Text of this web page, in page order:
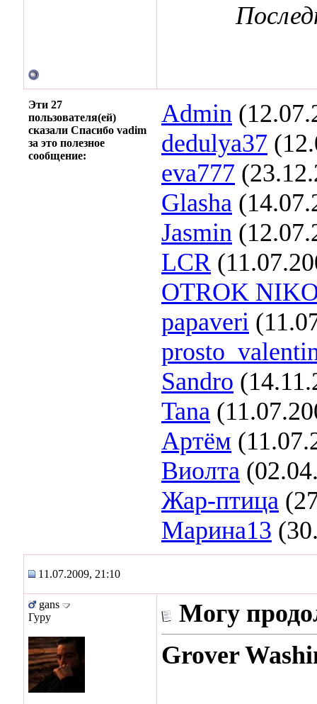
Эти 27
пользователя(ей)
сказали Спасибо vadim
за это полезное
сообщение:
Admin
dedulya37
eva777
Glasha
Jasmin
LCR
OTROK
papaveri
Sandro
Tana
Артём
Виолта
Жар-птица
Марина13
11.07.2009, 21:10
gans
Гуру
Могу
Grover